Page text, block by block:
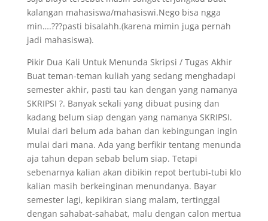
kalangan mahasiswa/mahasiswi.Nego bisa ngga
min….???pasti bisalahh.(karena mimin juga pernah
jadi mahasiswa).
Pikir Dua Kali Untuk Menunda Skripsi / Tugas Akhir
Buat teman-teman kuliah yang sedang menghadapi
semester akhir, pasti tau kan dengan yang namanya
SKRIPSI ?. Banyak sekali yang dibuat pusing dan
kadang belum siap dengan yang namanya SKRIPSI.
Mulai dari belum ada bahan dan kebingungan ingin
mulai dari mana. Ada yang berfikir tentang menunda
aja tahun depan sebab belum siap. Tetapi
sebenarnya kalian akan dibikin repot bertubi-tubi klo
kalian masih berkeinginan menundanya. Bayar
semester lagi, kepikiran siang malam, tertinggal
dengan sahabat-sahabat, malu dengan calon mertua